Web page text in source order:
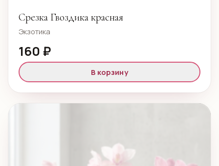
Срезка Гвоздика красная
Экзотика
160 ₽
В корзину